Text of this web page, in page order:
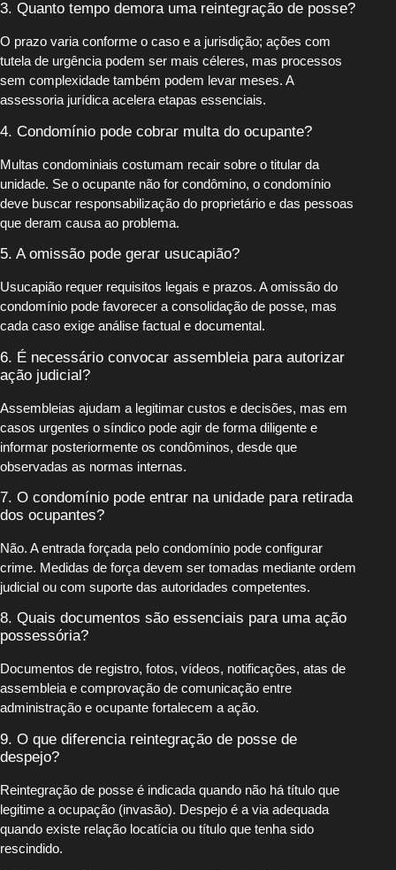
3. Quanto tempo demora uma reintegração de posse?
O prazo varia conforme o caso e a jurisdição; ações com
tutela de urgência podem ser mais céleres, mas processos
sem complexidade também podem levar meses. A
assessoria jurídica acelera etapas essenciais.
4. Condomínio pode cobrar multa do ocupante?
Multas condominiais costumam recair sobre o titular da
unidade. Se o ocupante não for condômino, o condomínio
deve buscar responsabilização do proprietário e das pessoas
que deram causa ao problema.
5. A omissão pode gerar usucapião?
Usucapião requer requisitos legais e prazos. A omissão do
condomínio pode favorecer a consolidação de posse, mas
cada caso exige análise factual e documental.
6. É necessário convocar assembleia para autorizar
ação judicial?
Assembleias ajudam a legitimar custos e decisões, mas em
casos urgentes o síndico pode agir de forma diligente e
informar posteriormente os condôminos, desde que
observadas as normas internas.
7. O condomínio pode entrar na unidade para retirada
dos ocupantes?
Não. A entrada forçada pelo condomínio pode configurar
crime. Medidas de força devem ser tomadas mediante ordem
judicial ou com suporte das autoridades competentes.
8. Quais documentos são essenciais para uma ação
possessória?
Documentos de registro, fotos, vídeos, notificações, atas de
assembleia e comprovação de comunicação entre
administração e ocupante fortalecem a ação.
9. O que diferencia reintegração de posse de
despejo?
Reintegração de posse é indicada quando não há título que
legitime a ocupação (invasão). Despejo é a via adequada
quando existe relação locatícia ou título que tenha sido
rescindido.